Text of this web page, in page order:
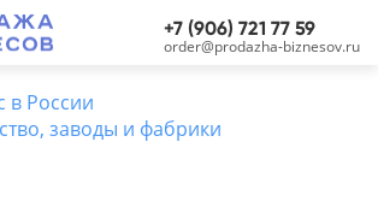
+7 (906) 721 77 59
order@prodazha-biznesov.ru
в России
заводы и фабрики